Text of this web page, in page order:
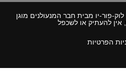
פור-יו מבית חבר המנעולנים מוגן
אין להעתיק או לשכפל
הפרטיות